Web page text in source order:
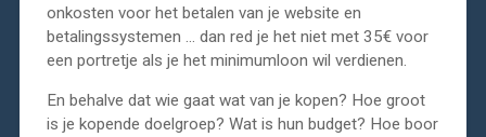
onkosten voor het betalen van je website en
betalingssystemen … dan red je het niet met 35€ voor
een portretje als je het minimumloon wil verdienen.
En behalve dat wie gaat wat van je kopen? Hoe groot
is je kopende doelgroep? Wat is hun budget? Hoe boor